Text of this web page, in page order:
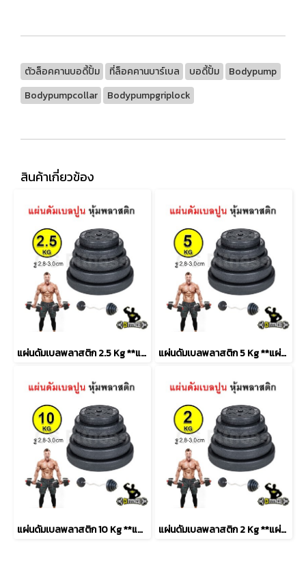
ตัวล็อคคานบอดี้ปั้ม ที่ล็อคคานบาร์เบล บอดี้ปั้ม
Bodypump
Bodypumpcollar
Bodypumpgriplock
สินค้าเกี่ยวข้อง
แผ่นดัมเบลพลาสติก 2.5 Kg **แผ่นปูนซีเมนต์** – ราคาต่อ 1 แผ่น แผ่นดัมเบลพลาสติก 5 Kg **แผ่นปูนซีเมนต์** – ราคาต่อ 1 แผ่น
แผ่นดัมเบลพลาสติก 10 Kg **แผ่นปูนซีเมนต์** – ราคาต่อ 1 แผ่น แผ่นดัมเบลพลาสติก 2 Kg **แผ่นปูนซีเมนต์** – ราคาต่อ 1 แผ่น